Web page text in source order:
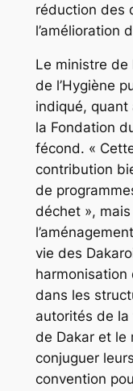
réduction des
l’amélioration
Le ministre de
de l’Hygiène
indiqué, quant
la Fondation
fécond. «
contribution
de
déchet »,
vie des
harmonisation
dans les
autorités de
de Dakar et le
conjuguer
convention